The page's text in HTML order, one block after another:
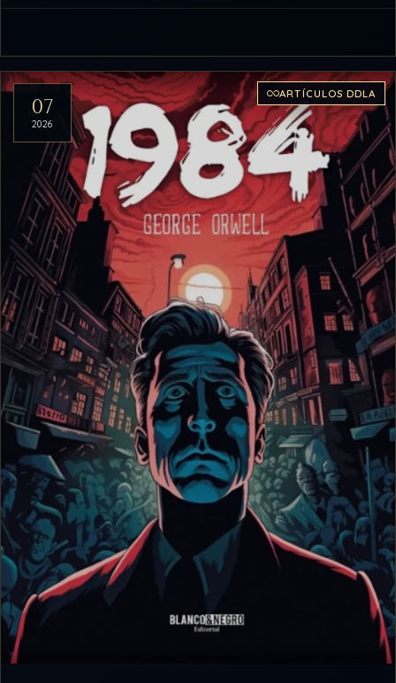
07
2026
ARTÍCULOS DDLA